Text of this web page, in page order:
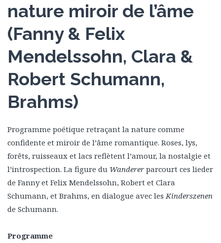
nature miroir de l’âme
(Fanny & Felix
Mendelssohn, Clara &
Robert Schumann,
Brahms)
Programme poétique retraçant la nature comme
confidente et miroir de l’âme romantique. Roses, lys,
forêts, ruisseaux et lacs reflètent l’amour, la nostalgie et
l’introspection. La figure du Wanderer parcourt ces lieder
de Fanny et Felix Mendelssohn, Robert et Clara
Schumann, et Brahms, en dialogue avec lesKinderszenen
de Schumann.
Programme